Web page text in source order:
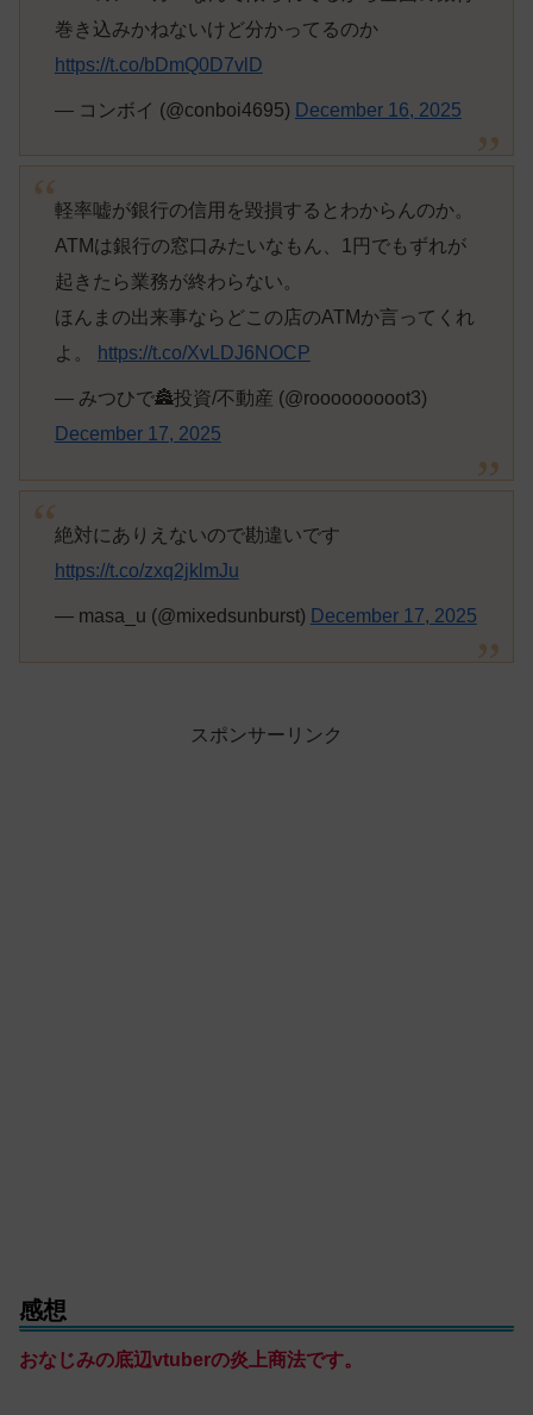
巻き込みかねないけど分かってるのか
https://t.co/bDmQ0D7vlD
— コンボイ (@conboi4695) December 16, 2025
軽率嘘が銀行の信用を毀損するとわからんのか。
ATMは銀行の窓口みたいなもん、1円でもずれが
起きたら業務が終わらない。
ほんまの出来事ならどこの店のATMか言ってくれ
よ。
https://t.co/XvLDJ6NOCP
— みつひで🏯投資/不動産 (@rooooooooot3)
December 17, 2025
絶対にありえないので勘違いです
https://t.co/zxq2jklmJu
— masa_u (@mixedsunburst) December 17, 2025
スポンサーリンク
感想
おなじみの底辺vtuberの炎上商法です。